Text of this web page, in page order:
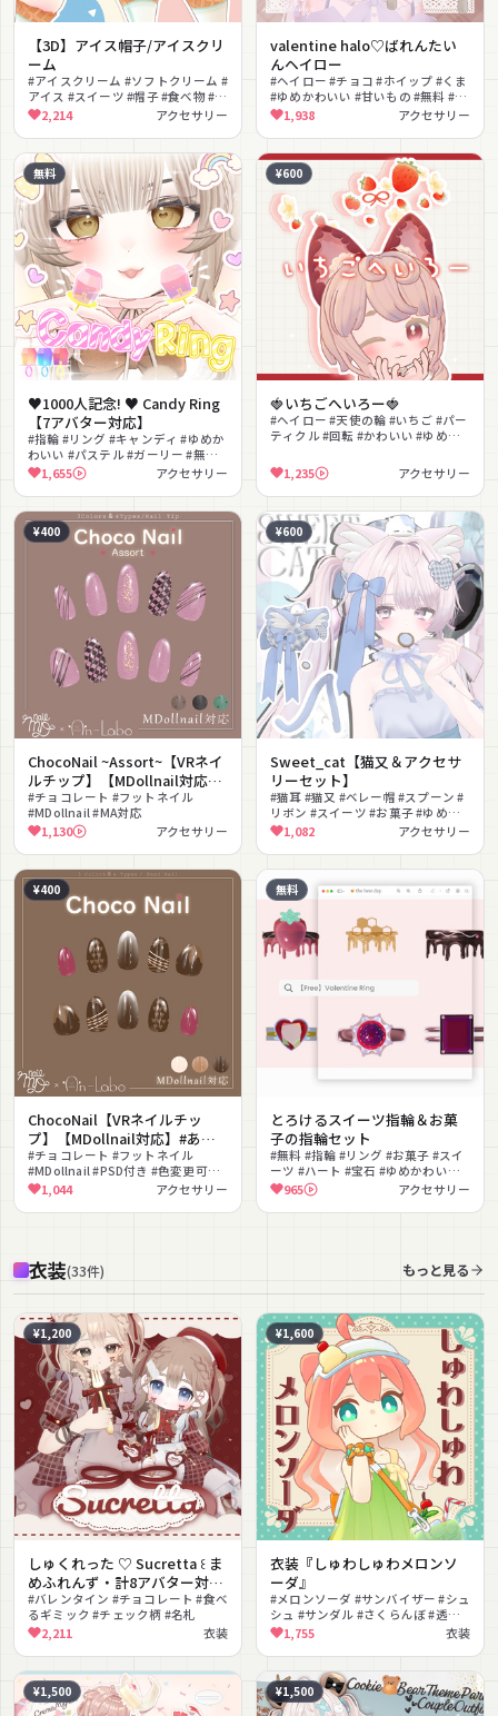
【3D】アイス帽子/アイスクリ
ーム
#アイスクリーム #ソフトクリーム #
アイス #スイーツ #帽子 #食べ物 #か
わいい #色変え #持ち物
2,214 アクセサリー
valentine halo♡ばれんたい
んヘイロー
#ヘイロー #チョコ #ホイップ #くま
#ゆめかわいい #甘いもの #無料 #色
変え #ハート #スイーツ
1,938 アクセサリー
無料
♥1000人記念! ♥ Candy Ring
【7アバター対応】
#指輪 #リング #キャンディ #ゆめか
わいい #パステル #ガーリー #無料 #
かわいい #スイーツ #色変更可能
1,655 アクセサリー
¥600
🍓いちごへいろー🍓
#ヘイロー #天使の輪 #いちご #パー
ティクル #回転 #かわいい #ゆめか
チーフ
1,235 アクセサリー
¥400
ChocoNail ~Assort~【VRネイ
ルチップ】【MDollnail対応】
#あんらぼぶい
#チョコレート #フットネイル
#MDollnail #MA対応
1,130 アクセサリー
¥600
Sweet_cat【猫又＆アクセサ
リーセット】
#猫耳 #猫又 #ベレー帽 #スプーン #
リボン #スイーツ #お菓子 #ゆめか
わいい #パステル #揺れ物
1,082 アクセサリー
¥400
ChocoNail【VRネイルチッ
プ】【MDollnail対応】#あん
らぼぶい
#チョコレート #フットネイル
#MDollnail #PSD付き #色変更可能
#MA対応
1,044 アクセサリー
無料
とろけるスイーツ指輪＆お菓
子の指輪セット
#無料 #指輪 #リング #お菓子 #スイ
ーツ #ハート #宝石 #ゆめかわいい #
色変更可能 #ブレスレット
965 アクセサリー
衣装(33件) もっと見る
¥1,200
しゅくれった ♡ Sucretta ꒰ ま
めふれんず・計8アバター対応
꒱
#バレンタイン #チョコレート #食べ
るギミック #チェック柄 #名札
2,211 衣装
¥1,600
衣装『しゅわしゅわメロンソ
ーダ』
#メロンソーダ #サンバイザー #シュ
シュ #サンダル #さくらんぼ #透け
感1,755 衣装
¥1,500 ¥1,500